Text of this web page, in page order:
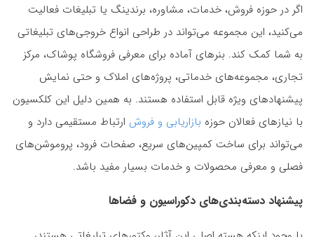
اگر در حوزه فروش، خدمات، مشاوره، برندینگ یا تبلیغات فعالیت
می‌کنید، این مجموعه می‌تواند در طراحی انواع خروجی‌های تبلیغاتی
به شما کمک کند. بنرهای آماده برای معرفی فروشگاه پوشاک، مرکز
تجاری، مجموعه‌های خدماتی، پروژه‌های املاک و حتی نمایش
پیشنهادهای ویژه قابل استفاده هستند. به همین دلیل این کلکسیون
با نیازهای فعالان حوزه بازاریابی و فروش ارتباط مستقیمی دارد و
می‌تواند برای ساخت کمپین‌های سریع، صفحات فرود، پروموشن‌های
فصلی و معرفی محصولات و خدمات بسیار مفید باشد.
پیشنهاد دسته‌بندی‌های دکوراسیون و فضاها